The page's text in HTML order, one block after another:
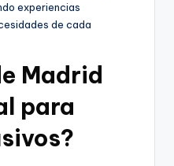
experiencias
de cada
Madrid
para